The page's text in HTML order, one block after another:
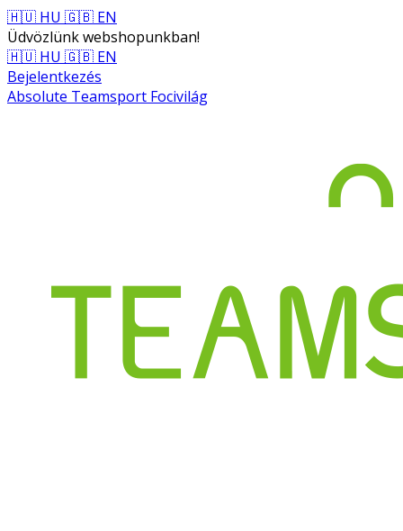
🇭🇺 HU 🇬🇧 EN
Üdvözlünk webshopunkban!
🇭🇺 HU 🇬🇧 EN
Bejelentkezés
Absolute Teamsport Focivilág